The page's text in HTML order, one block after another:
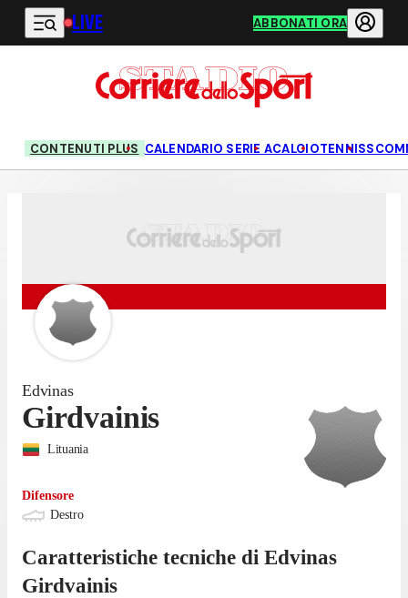
Vai al contenuto principale
LIVE ABBONATI ORA
CONTENUTI PLUS CALENDARIO SERIE ACALCIOTENNIS
Edvinas
Girdvainis
Lituania
Difensore
Destro
Caratteristiche tecniche di Edvinas
Girdvainis